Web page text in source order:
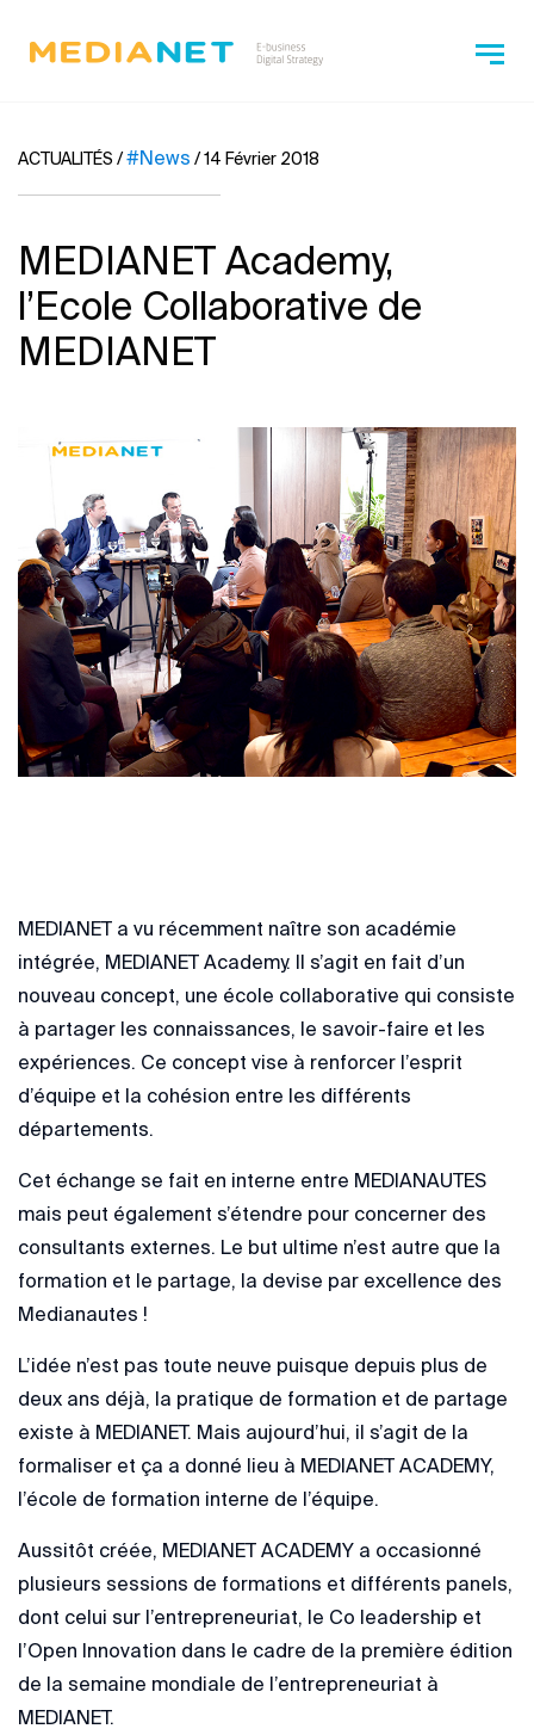
ACTUALITÉS /#News /14 Février 2018
MEDIANET Academy,
l’Ecole Collaborative de
MEDIANET
MEDIANET a vu récemment naître son académie
intégrée, MEDIANET Academy. Il s’agit en fait d’un
nouveau concept, une école collaborative qui consiste
à partager les connaissances, le savoir-faire et les
expériences. Ce concept vise à renforcer l’esprit
d’équipe et la cohésion entre les différents
départements.
Cet échange se fait en interne entre MEDIANAUTES
mais peut également s’étendre pour concerner des
consultants externes. Le but ultime n’est autre que la
formation et le partage, la devise par excellence des
Medianautes !
L’idée n’est pas toute neuve puisque depuis plus de
deux ans déjà, la pratique de formation et de partage
existe à MEDIANET. Mais aujourd’hui, il s’agit de la
formaliser et ça a donné lieu à MEDIANET ACADEMY,
l’école de formation interne de l’équipe.
Aussitôt créée, MEDIANET ACADEMY a occasionné
plusieurs sessions de formations et différents panels,
dont celui sur l’entrepreneuriat, le Co leadership et
l’Open Innovation dans le cadre de la première édition
de la semaine mondiale de l’entrepreneuriat à
MEDIANET.